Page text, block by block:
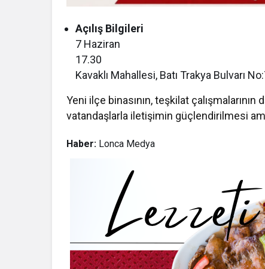
Açılış Bilgileri
7 Haziran
17.30
Kavaklı Mahallesi, Batı Trakya Bulvarı
Yeni ilçe binasının, teşkilat
vatandaşlarla iletişimin güçlendirilmesi
Haber: Lonca Medya